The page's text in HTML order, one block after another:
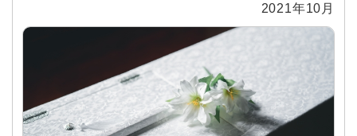
2021年10月